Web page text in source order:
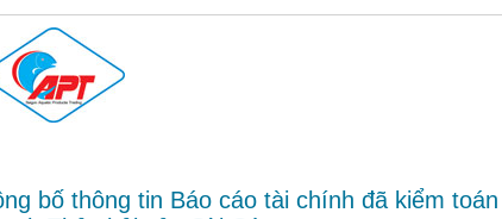
bố thông tin Báo cáo tài chính đã kiểm